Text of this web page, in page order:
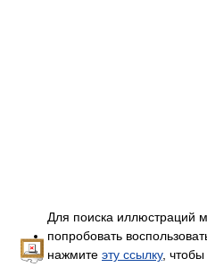
Для поиска иллюстраций
попробовать
нажмите эту ссылку, чтобы